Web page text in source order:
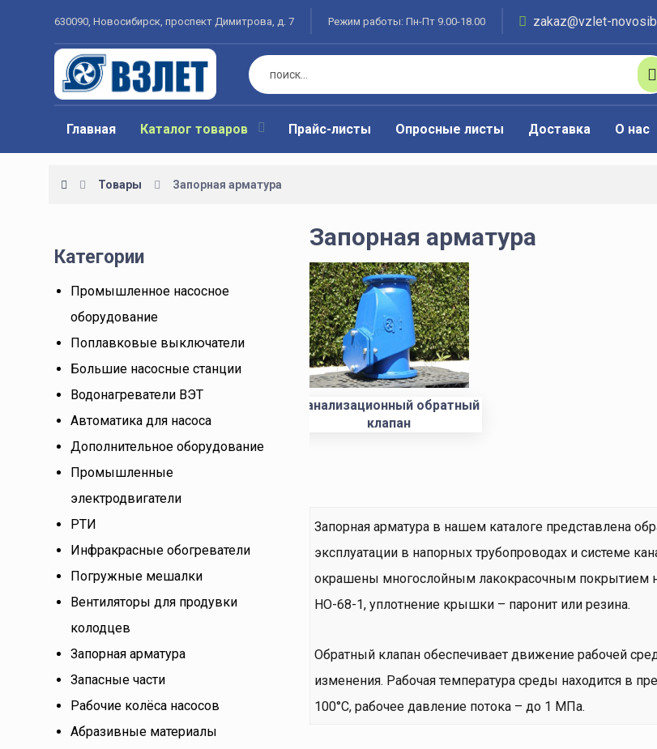
630090, Новосибирск, проспект Димитрова, д. 7 Режим работы: Пн-Пт 9.00-18.00 zakaz@vzlet-
Главная Каталог товаров Прайс-листы Опросные листы Доставка О нас
Товары Запорная арматура
Запорная арматура
Канализационный обратный
клапан
Запорная арматура в нашем каталоге представлена
эксплуатации в напорных трубопроводах и системе
окрашены многослойным лакокрасочным покрытием
НО-68-1, уплотнение крышки – паронит или резина.
Обратный клапан обеспечивает движение рабочей
изменения. Рабочая температура среды находится в
100°С, рабочее давление потока – до 1 МПа.
Категории
Промышленное насосное
оборудование
Поплавковые выключатели
Большие насосные станции
Водонагреватели ВЭТ
Автоматика для насоса
Дополнительное оборудование
Промышленные
электродвигатели
РТИ
Инфракрасные обогреватели
Погружные мешалки
Вентиляторы для продувки
колодцев
Запорная арматура
Запасные части
Рабочие колёса насосов
Абразивные материалы